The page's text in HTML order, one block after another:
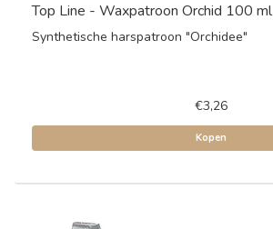
Top Line - Waxpatroon Orchid 100 ml
Synthetische harspatroon "Orchidee"
€3,26
Kopen